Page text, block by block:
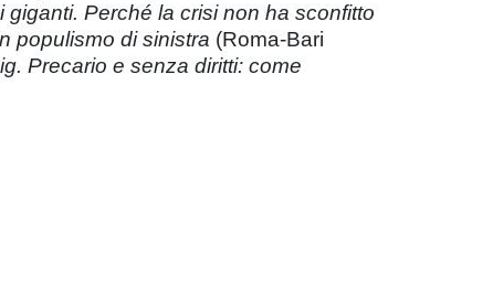
giganti. Perché la crisi non ha sconfitto
populismo di sinistra (Roma-Bari
Precario e senza diritti: come